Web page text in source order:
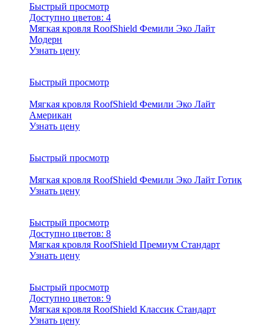
Быстрый просмотр
Доступно цветов: 4
Мягкая кровля RoofShield Фемили Эко Лайт
Модерн
Узнать цену
Быстрый просмотр
Мягкая кровля RoofShield Фемили Эко Лайт
Американ
Узнать цену
Быстрый просмотр
Мягкая кровля RoofShield Фемили Эко Лайт Готик
Узнать цену
Быстрый просмотр
Доступно цветов: 8
Мягкая кровля RoofShield Премиум Стандарт
Узнать цену
Быстрый просмотр
Доступно цветов: 9
Мягкая кровля RoofShield Классик Стандарт
Узнать цену